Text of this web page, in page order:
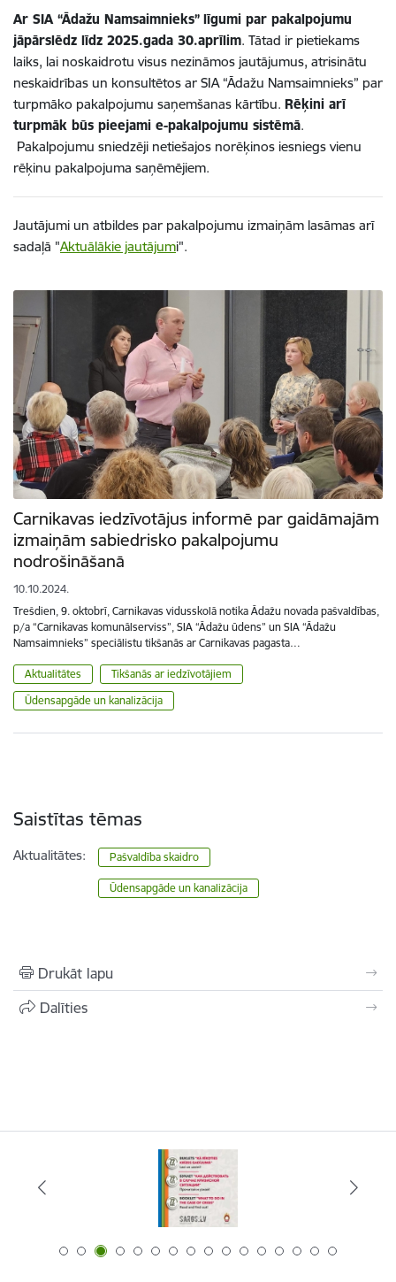
Ar SIA “Ādažu Namsaimnieks” līgumi par pakalpojumu
jāpārslēdz līdz 2025.gada 30.aprīlim. Tātad ir pietiekams
laiks, lai noskaidrotu visus nezināmos jautājumus, atrisinātu
neskaidrības un konsultētos ar SIA “Ādažu Namsaimnieks” par
turpmāko pakalpojumu saņemšanas kārtību. Rēķini arī
turpmāk būs pieejami e-pakalpojumu sistēmā.
Pakalpojumu sniedzēji netiešajos norēķinos iesniegs vienu
rēķinu pakalpojuma saņēmējiem.
Jautājumi un atbildes par pakalpojumu izmaiņām lasāmas arī
sadaļā "Aktuālākie jautājumi".
Carnikavas iedzīvotājus informē par gaidāmajām
izmaiņām sabiedrisko pakalpojumu
nodrošināšanā
10.10.2024.
Trešdien, 9. oktobrī, Carnikavas vidusskolā notika Ādažu novada pašvaldības,
p/a “Carnikavas komunālserviss”, SIA “Ādažu ūdens” un SIA “Ādažu
Namsaimnieks” speciālistu tikšanās ar Carnikavas pagasta…
Aktualitātes
Tikšanās ar iedzīvotājiem
Ūdensapgāde un kanalizācija
Saistītas tēmas
Aktualitātes: Pašvaldība skaidro
Ūdensapgāde un kanalizācija
Drukāt lapu
Dalīties